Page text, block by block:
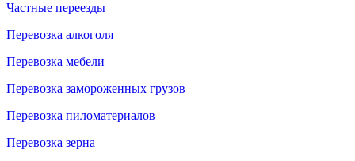
Частные переезды
Перевозка алкоголя
Перевозка мебели
Перевозка замороженных грузов
Перевозка пиломатериалов
Перевозка зерна